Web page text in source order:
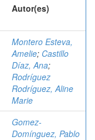
Autor(es)
Montero Esteva,
Amelie; Castillo
Díaz, Ana;
Rodríguez
Rodríguez, Aline
Marie
Gomez-
Domínguez, Pablo